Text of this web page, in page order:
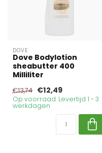
DOVE
Dove Bodylotion
sheabutter 400
Milliliter
€13,74 €12,49
Op voorraad. Levertijd 1 - 3
werkdagen